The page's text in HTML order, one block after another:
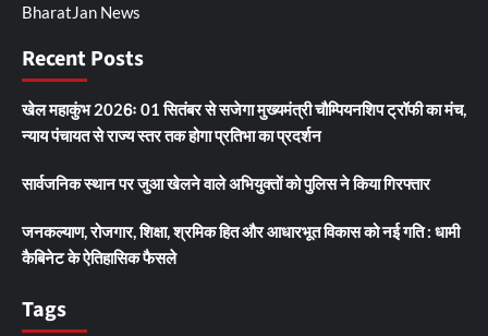
BharatJan News
Recent Posts
खेल महाकुंभ 2026ः 01 सितंबर से सजेगा मुख्यमंत्री चौम्पियनशिप ट्रॉफी का मंच,
न्याय पंचायत से राज्य स्तर तक होगा प्रतिभा का प्रदर्शन
सार्वजनिक स्थान पर जुआ खेलने वाले अभियुक्तों को पुलिस ने किया गिरफ्तार
जनकल्याण, रोजगार, शिक्षा, श्रमिक हित और आधारभूत विकास को नई गति : धामी
कैबिनेट के ऐतिहासिक फैसले
Tags